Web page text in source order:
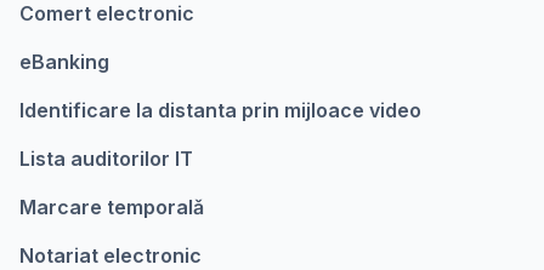
Comert electronic
eBanking
Identificare la distanta prin mijloace video
Lista auditorilor IT
Marcare temporalǎ
Notariat electronic